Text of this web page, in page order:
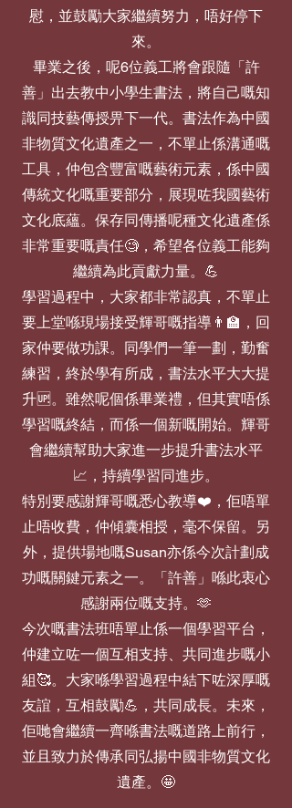
慰，並鼓勵大家繼續努力，唔好停下
來。
畢業之後，呢6位義工將會跟隨「許
善」出去教中小學生書法，將自己嘅知
識同技藝傳授畀下一代。書法作為中國
非物質文化遺產之一，不單止係溝通嘅
工具，仲包含豐富嘅藝術元素，係中國
傳統文化嘅重要部分，展現咗我國藝術
文化底蘊。保存同傳播呢種文化遺產係
非常重要嘅責任🧐，希望各位義工能夠
繼續為此貢獻力量。💪
學習過程中，大家都非常認真，不單止
要上堂喺現場接受輝哥嘅指導👨‍🏫，回
家仲要做功課。同學們一筆一劃，勤奮
練習，終於學有所成，書法水平大大提
升🆙。雖然呢個係畢業禮，但其實唔係
學習嘅終結，而係一個新嘅開始。輝哥
會繼續幫助大家進一步提升書法水平
📈，持續學習同進步。
特別要感謝輝哥嘅悉心教導❤️，佢唔單
止唔收費，仲傾囊相授，毫不保留。另
外，提供場地嘅Susan亦係今次計劃成
功嘅關鍵元素之一。「許善」喺此衷心
感謝兩位嘅支持。🫶
今次嘅書法班唔單止係一個學習平台，
仲建立咗一個互相支持、共同進步嘅小
組🥰。大家喺學習過程中結下咗深厚嘅
友誼，互相鼓勵💪，共同成長。未來，
佢哋會繼續一齊喺書法嘅道路上前行，
並且致力於傳承同弘揚中國非物質文化
遺產。🤩